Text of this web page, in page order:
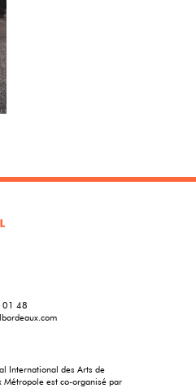
48
International des Arts de
Métropole est co-organisé par